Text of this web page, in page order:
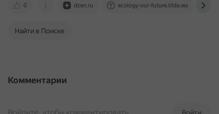
0 dzen.ru ecology-our-future.tilda.ws
Найти в Поиске
Комментарии